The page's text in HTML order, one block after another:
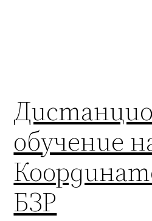
обучение
БЗР